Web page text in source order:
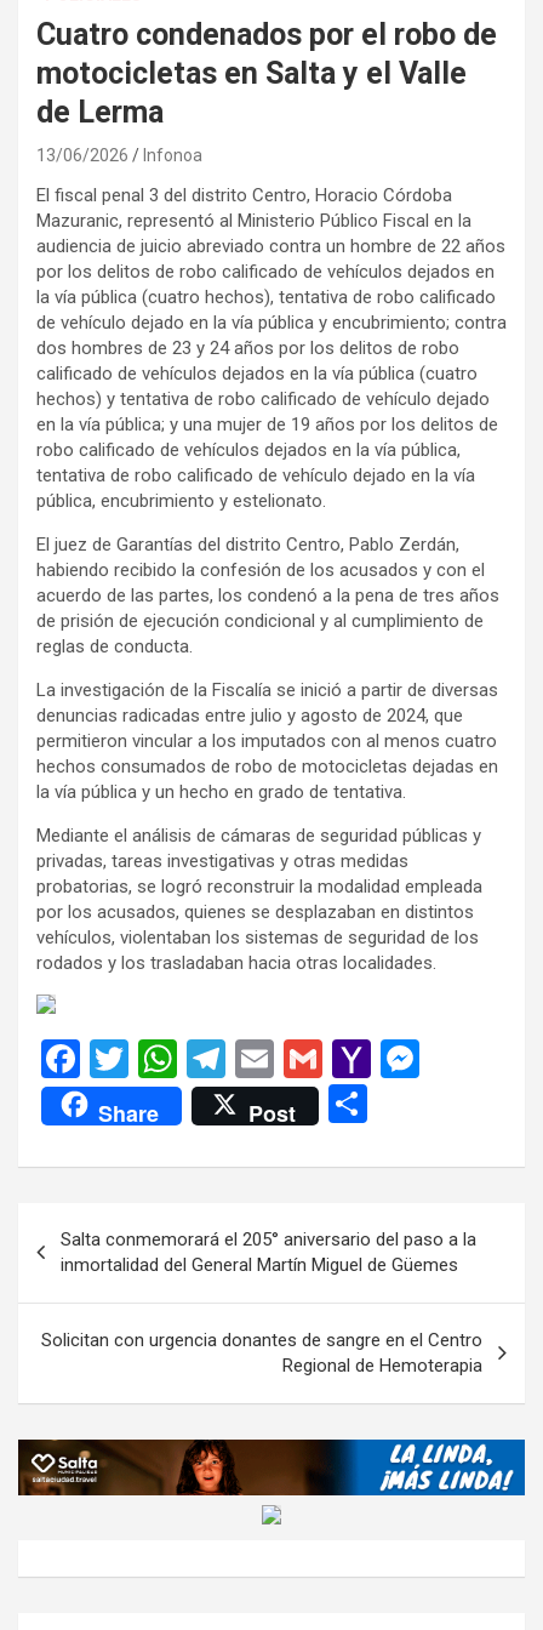
Cuatro condenados por el robo de
motocicletas en Salta y el Valle
de Lerma
13/06/2026 Infonoa
El fiscal penal 3 del distrito Centro, Horacio Córdoba
Mazuranic, representó al Ministerio Público Fiscal en la
audiencia de juicio abreviado contra un hombre de 22 años
por los delitos de robo calificado de vehículos dejados en
la vía pública (cuatro hechos), tentativa de robo calificado
de vehículo dejado en la vía pública y encubrimiento; contra
dos hombres de 23 y 24 años por los delitos de robo
calificado de vehículos dejados en la vía pública (cuatro
hechos) y tentativa de robo calificado de vehículo dejado
en la vía pública; y una mujer de 19 años por los delitos de
robo calificado de vehículos dejados en la vía pública,
tentativa de robo calificado de vehículo dejado en la vía
pública, encubrimiento y estelionato.
El juez de Garantías del distrito Centro, Pablo Zerdán,
habiendo recibido la confesión de los acusados y con el
acuerdo de las partes, los condenó a la pena de tres años
de prisión de ejecución condicional y al cumplimiento de
reglas de conducta.
La investigación de la Fiscalía se inició a partir de diversas
denuncias radicadas entre julio y agosto de 2024, que
permitieron vincular a los imputados con al menos cuatro
hechos consumados de robo de motocicletas dejadas en
la vía pública y un hecho en grado de tentativa.
Mediante el análisis de cámaras de seguridad públicas y
privadas, tareas investigativas y otras medidas
probatorias, se logró reconstruir la modalidad empleada
por los acusados, quienes se desplazaban en distintos
vehículos, violentaban los sistemas de seguridad de los
rodados y los trasladaban hacia otras localidades.
F
a
ce
b
o
k
T
wi
tt
er
W
h
at
s
p
p
T
el
e
gr
m
E
m
ail
G
m
ail
Y
o
M
ail
n
er
Share Post
m
p
ar
tir
de
entradas
Salta conmemorará el 205° aniversario del paso a la
inmortalidad del General Martín Miguel de Güemes
Solicitan con urgencia donantes de sangre en el Centro
Regional de Hemoterapia